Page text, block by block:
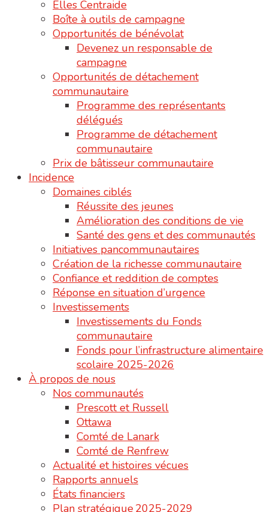
Elles Centraide
Boîte à outils de campagne
Opportunités de bénévolat
Devenez un responsable de
campagne
Opportunités de détachement
communautaire
Programme des représentants
délégués
Programme de détachement
communautaire
Prix de bâtisseur communautaire
Incidence
Domaines ciblés
Réussite des jeunes
Amélioration des conditions de vie
Santé des gens et des communautés
Initiatives pancommunautaires
Création de la richesse communautaire
Confiance et reddition de comptes
Réponse en situation d’urgence
Investissements
Investissements du Fonds
communautaire
Fonds pour l’infrastructure alimentaire
scolaire 2025-2026
À propos de nous
Nos communautés
Prescott et Russell
Ottawa
Comté de Lanark
Comté de Renfrew
Actualité et histoires vécues
Rapports annuels
États financiers
Plan stratégique 2025-2029